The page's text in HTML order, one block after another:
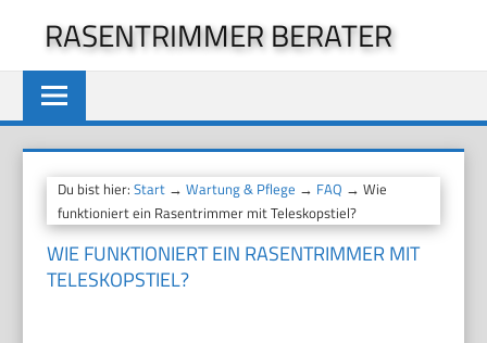
springen
RASENTRIMMER BERATER
Du bist hier:Start →Wartung & Pflege → FAQ → Wie
funktioniert ein Rasentrimmer mit Teleskopstiel?
WIE FUNKTIONIERT EIN RASENTRIMMER MIT
TELESKOPSTIEL?